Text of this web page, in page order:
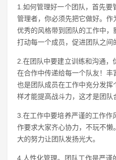
1.如何管理好一个团队，首先要
管理者，你必须先把它做好。
优秀的风格带到团队的工作中
打动每一个成员，促进团队之间
2.在团队中要建立训练和沟通
在合作中传递给每一个队友！
也是团队成员在工作中充分发
样才能提高战斗力，这才是团队
3.在工作中要培养严谨的工作作
作要求大家齐心协力，不玩不
大的努力让团队发扬光大。
4.人性化管理。团队工作是严谨